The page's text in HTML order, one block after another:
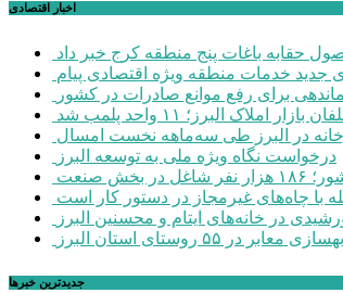
اخبار اقتصادی
حقابه باغات پنج منطقه کرج خبر داد
جدید خدمات منطقه ویژه اقتصادی پیام
برای رفع موانع صادرات در کشور
املاک البرز؛ ۱۱ واحد پلمب شد
درخواست نگاه ویژه ملی به توسعه البرز
صنعت
با چاه‌های غیرمجاز در دستور کار است
در خانه‌های ایتام و محسنین البرز
در ۵۵ روستای استان البرز
جديدترين خبرها